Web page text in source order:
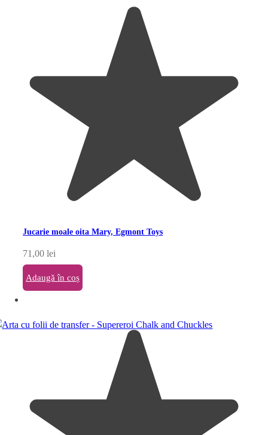
Jucarie moale oita Mary, Egmont Toys
71,00lei
Adaugă în coș